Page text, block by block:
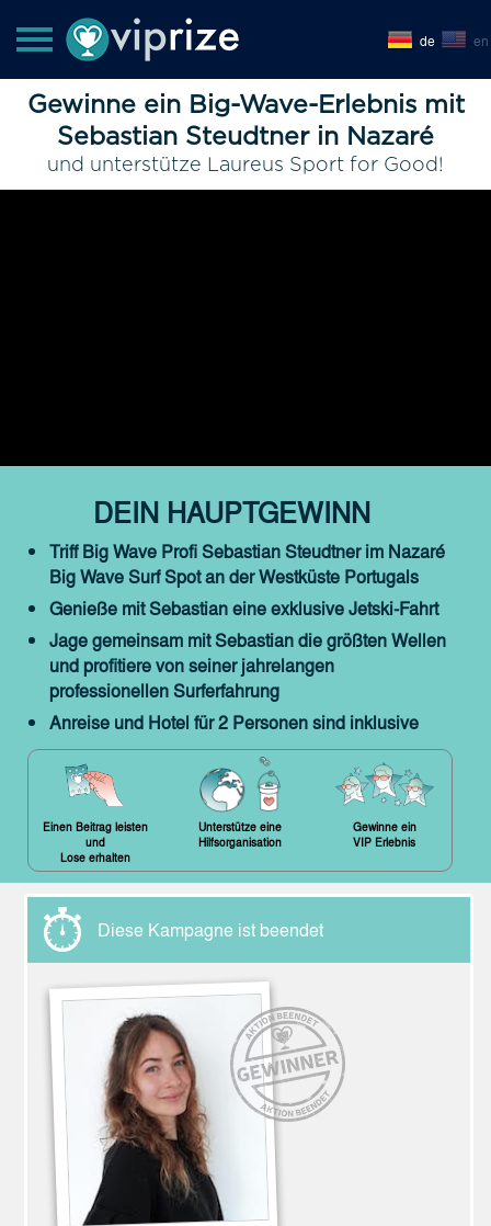
de en
Gewinne ein Big-Wave-Erlebnis mit
Sebastian Steudtner in Nazaré
und unterstütze Laureus Sport for Good!
DEIN HAUPTGEWINN
Triff Big Wave Profi Sebastian Steudtner im Nazaré
Big Wave Surf Spot an der Westküste Portugals
Genieße mit Sebastian eine exklusive Jetski-Fahrt
Jage gemeinsam mit Sebastian die größten Wellen
und profitiere von seiner jahrelangen
professionellen Surferfahrung
Anreise und Hotel für 2 Personen sind inklusive
Einen Beitrag leisten
und
Lose erhalten
Unterstütze eine
Hilfsorganisation
Gewinne ein
VIP Erlebnis
Diese Kampagne ist beendet